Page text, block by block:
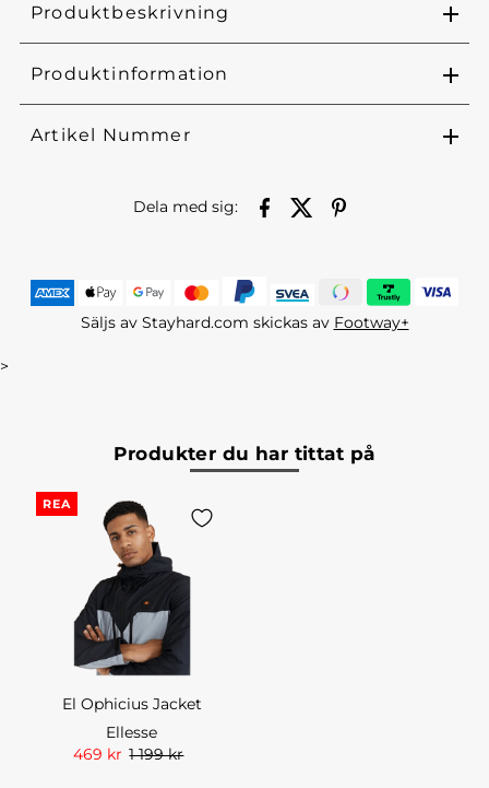
Produktbeskrivning
Produktinformation
Artikel Nummer
Dela med sig:
Säljs av Stayhard.com skickas av Footway+
>
Produkter du har tittat på
REA
El Ophicius Jacket
Ellesse
469 kr 1 199 kr